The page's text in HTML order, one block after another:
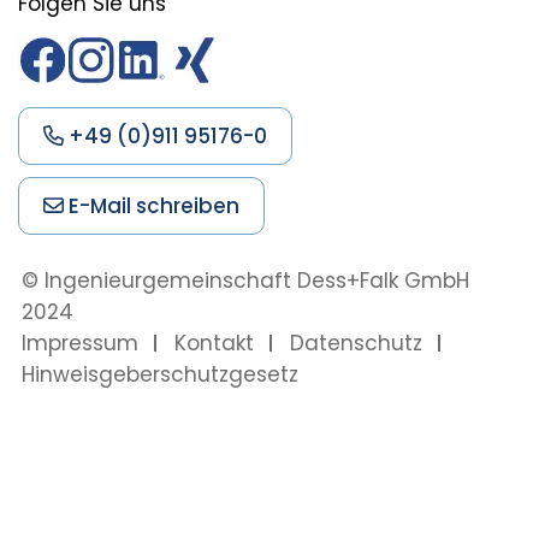
+49 (0)911 95176-0
E-Mail schreiben
© Ingenieurgemeinschaft Dess+Falk GmbH
2024
Impressum
Kontakt
Datenschutz
Hinweisgeberschutzgesetz